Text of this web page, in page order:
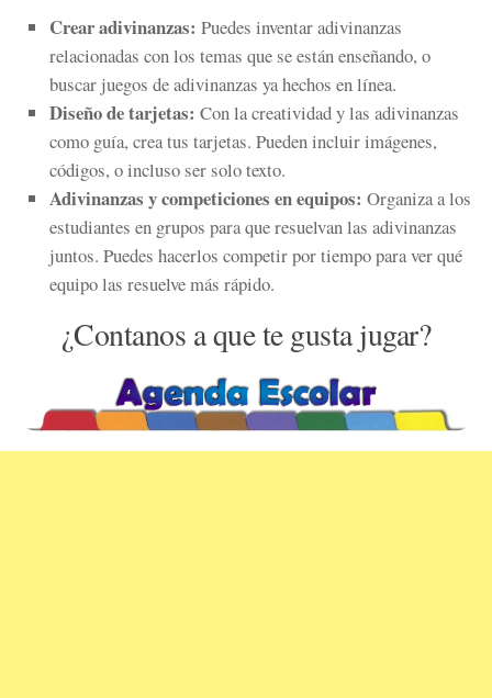
Crear adivinanzas: Puedes inventar adivinanzas
relacionadas con los temas que se están enseñando, o
buscar juegos de adivinanzas ya hechos en línea.
Diseño de tarjetas: Con la creatividad y las adivinanzas
como guía, crea tus tarjetas. Pueden incluir imágenes,
códigos, o incluso ser solo texto.
Adivinanzas y competiciones en equipos: Organiza a los
estudiantes en grupos para que resuelvan las adivinanzas
juntos. Puedes hacerlos competir por tiempo para ver qué
equipo las resuelve más rápido.
¿Contanos a que te gusta jugar?